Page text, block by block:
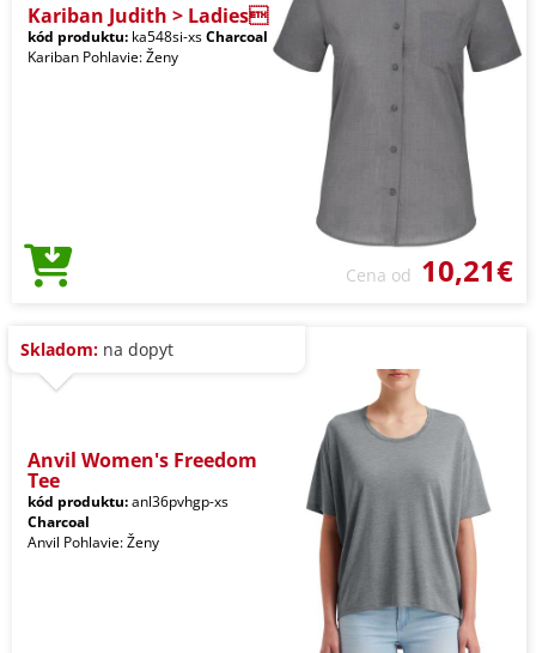
Kariban Judith > Ladies
kód produktu: ka548si-xsCharcoal
Kariban Pohlavie: Ženy
Cena od 10,21€
Skladom: na dopyt
Anvil Women's Freedom
Tee
kód produktu:anl36pvhgp-xs
Charcoal
Anvil Pohlavie: Ženy